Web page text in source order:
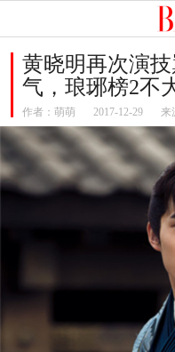
黄晓明再次演
气，琅琊榜2不
作者： 萌萌 2017-12-29 来